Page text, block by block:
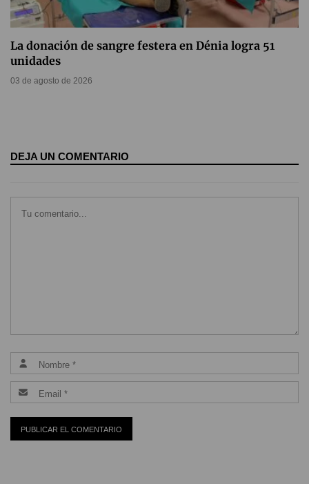
La donación de sangre festera en Dénia logra 51
unidades
03 de agosto de 2026
DEJA UN COMENTARIO